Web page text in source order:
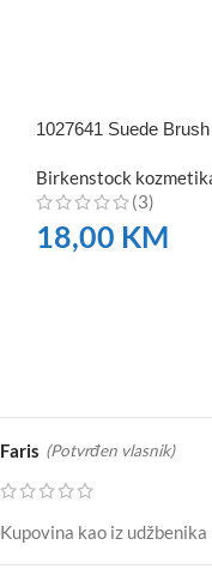
1027641 Suede Brush
Birkenstock
(3)
18,00 KM
Faris (Potvrđen vlasnik)
Kupovina kao iz